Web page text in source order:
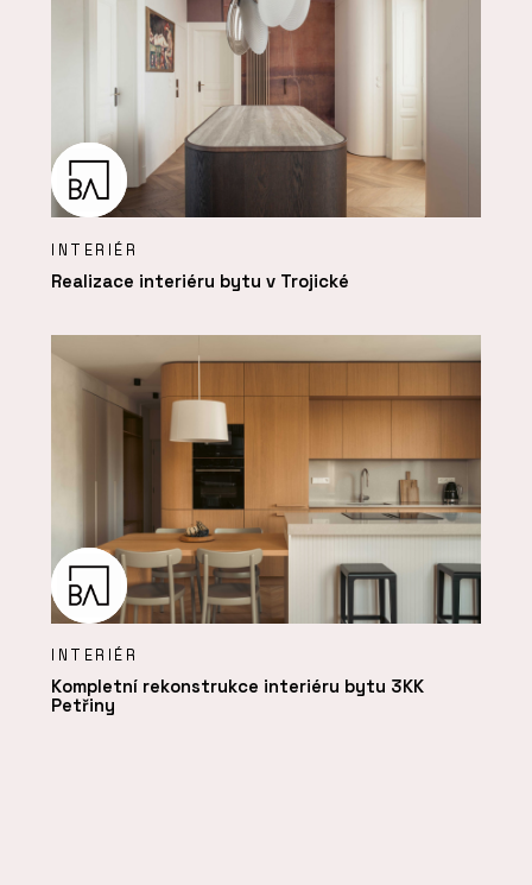
INTERIÉR
Realizace interiéru bytu v Trojické
INTERIÉR
Kompletní rekonstrukce interiéru bytu 3KK
Petřiny